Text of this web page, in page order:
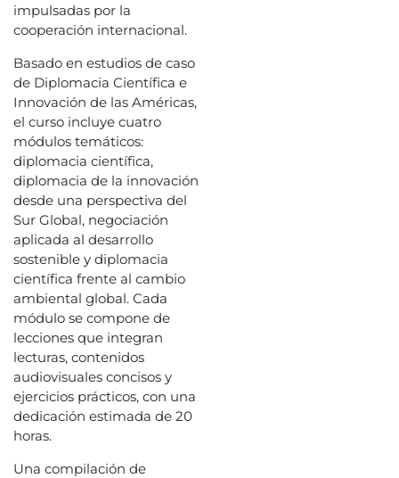
impulsadas por la
cooperación internacional.
Basado en estudios de caso
de Diplomacia Científica e
Innovación de las Américas,
el curso incluye cuatro
módulos temáticos:
diplomacia científica,
diplomacia de la innovación
desde una perspectiva del
Sur Global, negociación
aplicada al desarrollo
sostenible y diplomacia
científica frente al cambio
ambiental global. Cada
módulo se compone de
lecciones que integran
lecturas, contenidos
audiovisuales concisos y
ejercicios prácticos, con una
dedicación estimada de 20
horas.
Una compilación de